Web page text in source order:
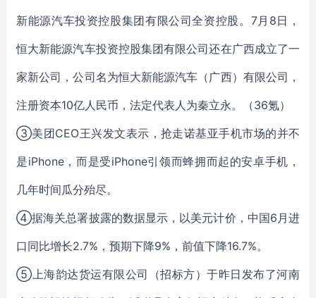
新能源汽车投资控股集团有限公司全资控股。7月8日，
恒大新能源汽车投资控股集团有限公司还在广西成立了一
家新公司，公司名为恒大新能源汽车（广西）有限公司，
注册资本10亿人民币，法定代表人为秦立永。（36氪）
③美团CEO王兴发文表示，抢走诺基亚手机市场的并不
是iPhone，而是受iPhone引领而蜂拥而起的安卓手机，
几年时间瓜分殆尽。
④据海关总署披露的数据显示，以美元计价，中国6月进
口同比增长2.7%，预期下降9%，前值下降16.7%。
⑤上海韵达货运有限公司（招标方）于昨日发布了河南